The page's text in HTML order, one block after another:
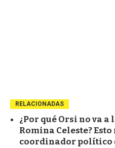
RELACIONADAS
¿Por qué Orsi no va
Romina Celeste?
coordinador político